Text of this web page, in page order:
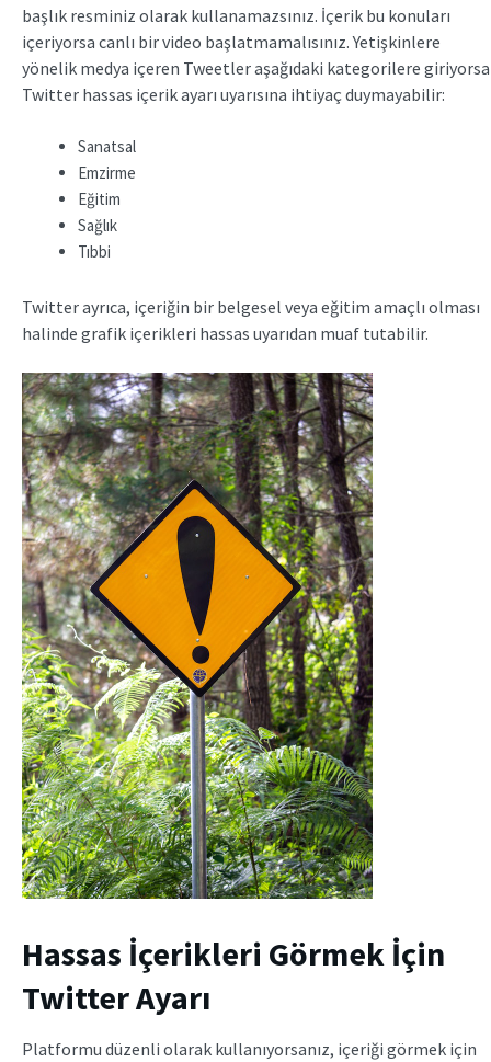
başlık resminiz olarak kullanamazsınız. İçerik bu konuları
içeriyorsa canlı bir video başlatmamalısınız. Yetişkinlere
yönelik medya içeren Tweetler aşağıdaki kategorilere giriyorsa
Twitter hassas içerik ayarı uyarısına ihtiyaç duymayabilir:
Sanatsal
Emzirme
Eğitim
Sağlık
Tıbbi
Twitter ayrıca, içeriğin bir belgesel veya eğitim amaçlı olması
halinde grafik içerikleri hassas uyarıdan muaf tutabilir.
Hassas İçerikleri Görmek İçin
Twitter Ayarı
Platformu düzenli olarak kullanıyorsanız, içeriği görmek için